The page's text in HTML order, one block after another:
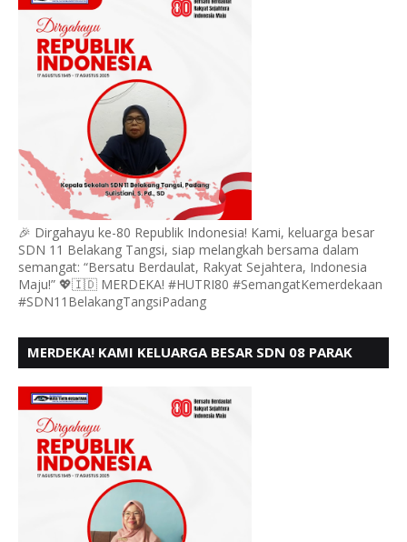
🎉 Dirgahayu ke-80 Republik Indonesia! Kami, keluarga besar
SDN 11 Belakang Tangsi, siap melangkah bersama dalam
semangat: “Bersatu Berdaulat, Rakyat Sejahtera, Indonesia
Maju!” 💖🇮🇩 MERDEKA! #HUTRI80 #SemangatKemerdekaan
#SDN11BelakangTangsiPadang
MERDEKA! KAMI KELUARGA BESAR SDN 08 PARAK
- 80,